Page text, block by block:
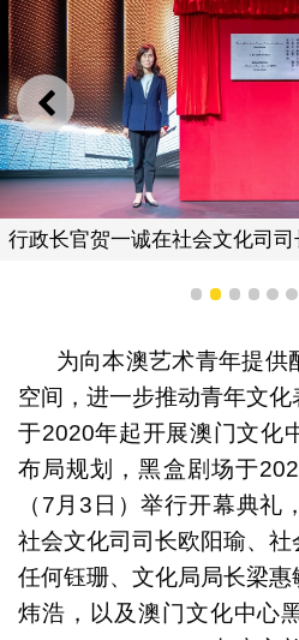
上一则
阳瑜陪同下主持揭幕
1 2 3 4 5
为向本澳艺术青年提供
空间，进一步推动青年文
于2020年起开展澳门文化
布局规划，黑盒剧场于
（7月3日）举行开幕典礼
社会文化司司长欧阳瑜、
任何钰珊、文化局局长梁
炜浩，以及澳门文化中心